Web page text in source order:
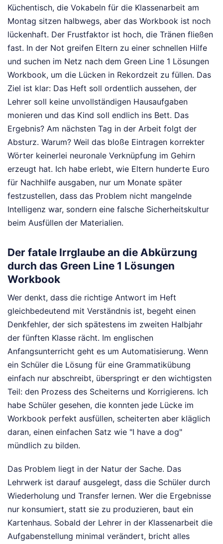
Küchentisch, die Vokabeln für die Klassenarbeit am
Montag sitzen halbwegs, aber das Workbook ist noch
lückenhaft. Der Frustfaktor ist hoch, die Tränen fließen
fast. In der Not greifen Eltern zu einer schnellen Hilfe
und suchen im Netz nach dem Green Line 1 Lösungen
Workbook, um die Lücken in Rekordzeit zu füllen. Das
Ziel ist klar: Das Heft soll ordentlich aussehen, der
Lehrer soll keine unvollständigen Hausaufgaben
monieren und das Kind soll endlich ins Bett. Das
Ergebnis? Am nächsten Tag in der Arbeit folgt der
Absturz. Warum? Weil das bloße Eintragen korrekter
Wörter keinerlei neuronale Verknüpfung im Gehirn
erzeugt hat. Ich habe erlebt, wie Eltern hunderte Euro
für Nachhilfe ausgaben, nur um Monate später
festzustellen, dass das Problem nicht mangelnde
Intelligenz war, sondern eine falsche Sicherheitskultur
beim Ausfüllen der Materialien.
Der fatale Irrglaube an die Abkürzung
durch das Green Line 1 Lösungen
Workbook
Wer denkt, dass die richtige Antwort im Heft
gleichbedeutend mit Verständnis ist, begeht einen
Denkfehler, der sich spätestens im zweiten Halbjahr
der fünften Klasse rächt. Im englischen
Anfangsunterricht geht es um Automatisierung. Wenn
ein Schüler die Lösung für eine Grammatikübung
einfach nur abschreibt, überspringt er den wichtigsten
Teil: den Prozess des Scheiterns und Korrigierens. Ich
habe Schüler gesehen, die konnten jede Lücke im
Workbook perfekt ausfüllen, scheiterten aber kläglich
daran, einen einfachen Satz wie "I have a dog"
mündlich zu bilden.
Das Problem liegt in der Natur der Sache. Das
Lehrwerk ist darauf ausgelegt, dass die Schüler durch
Wiederholung und Transfer lernen. Wer die Ergebnisse
nur konsumiert, statt sie zu produzieren, baut ein
Kartenhaus. Sobald der Lehrer in der Klassenarbeit die
Aufgabenstellung minimal verändert, bricht alles